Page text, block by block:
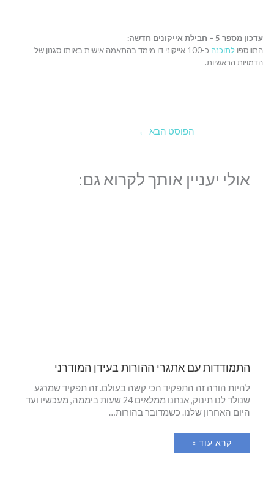
עדכון מספר 5 – חבילת אייקונים חדשה:
התווספו לתוכנה
כ-100 אייקוני דו מימד בהתאמה אישית באותו סגנון של
הדמויות הראשיות.
הפוסט הבא ←
אולי יעניין אותך לקרוא גם:
התמודדות עם אתגרי ההורות בעידן המודרני
להיות הורה זה התפקיד הכי קשה בעולם. זה תפקיד שמרגע
שנולד לנו תינוק, אנחנו ממלאים 24 שעות ביממה, מעכשיו ועד
היום האחרון שלנו. כשמדובר בהורות…
קרא עוד »